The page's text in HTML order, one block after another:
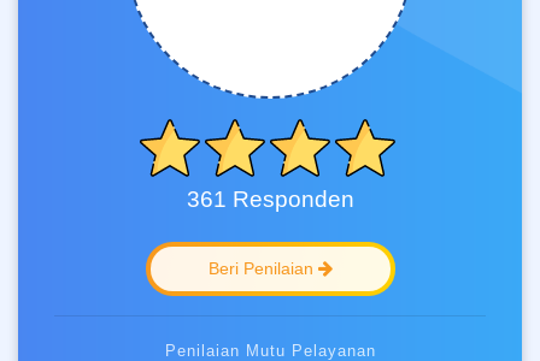
361 Responden
Beri Penilaian
Penilaian Mutu Pelayanan